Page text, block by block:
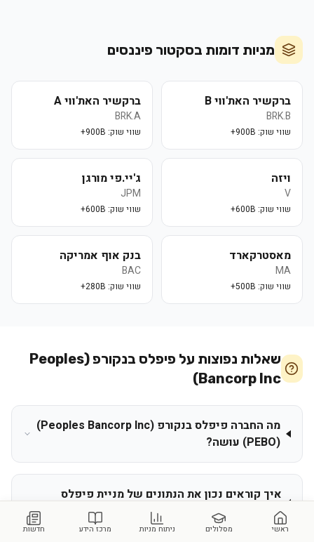
מניות דומות בסקטור פיננסים
ברקשיר האת'ווי B
BRK.B
שווי שוק: 900B+
ברקשיר האת'ווי A
BRK.A
שווי שוק: 900B+
ויזה
V
שווי שוק: 600B+
ג'יי.פי מורגן
JPM
שווי שוק: 600B+
מאסטרקארד
MA
שווי שוק: 500B+
בנק אוף אמריקה
BAC
שווי שוק: 280B+
שאלות נפוצות על
פיפלס בנקורפ (Peoples
Bancorp Inc)
מה החברה פיפלס בנקורפ (Peoples Bancorp Inc)
(PEBO) עושה?
איך קוראים נכון את הנתונים של מניית פיפלס
בנקורפ (Peoples Bancorp Inc)?
ראשי מסלולים ניתוח מניות מרכז הידע חדשות